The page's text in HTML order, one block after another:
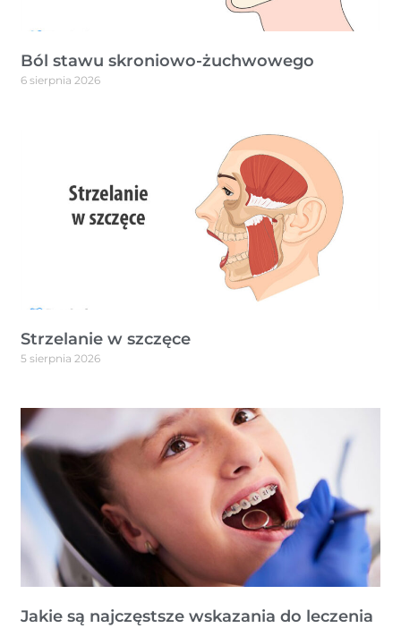
Ból stawu skroniowo-żuchwowego
6 sierpnia 2026
Strzelanie w szczęce
5 sierpnia 2026
Jakie są najczęstsze wskazania do leczenia